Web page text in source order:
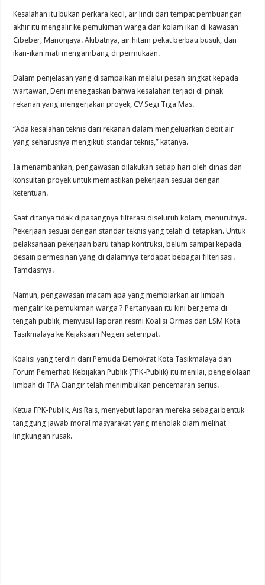
Diakui
LH
Kesalahan itu bukan perkara kecil, air lindi dari tempat pembuangan
akhir itu mengalir ke pemukiman warga dan kolam ikan di kawasan
Cibeber, Manonjaya. Akibatnya, air hitam pekat berbau busuk, dan
ikan-ikan mati mengambang di permukaan.
Dalam penjelasan yang disampaikan melalui pesan singkat kepada
wartawan, Deni menegaskan bahwa kesalahan terjadi di pihak
rekanan yang mengerjakan proyek, CV Segi Tiga Mas.
“Ada kesalahan teknis dari rekanan dalam mengeluarkan debit air
yang seharusnya mengikuti standar teknis,” katanya.
Ia menambahkan, pengawasan dilakukan setiap hari oleh dinas dan
konsultan proyek untuk memastikan pekerjaan sesuai dengan
ketentuan.
Saat ditanya tidak dipasangnya filterasi diseluruh kolam, menurutnya.
Pekerjaan sesuai dengan standar teknis yang telah di tetapkan. Untuk
pelaksanaan pekerjaan baru tahap kontruksi, belum sampai kepada
desain permesinan yang di dalamnya terdapat bebagai filterisasi.
Tamdasnya.
Namun, pengawasan macam apa yang membiarkan air limbah
mengalir ke pemukiman warga ? Pertanyaan itu kini bergema di
tengah publik, menyusul laporan resmi Koalisi Ormas dan LSM Kota
Tasikmalaya ke Kejaksaan Negeri setempat.
Koalisi yang terdiri dari Pemuda Demokrat Kota Tasikmalaya dan
Forum Pemerhati Kebijakan Publik (FPK-Publik) itu menilai, pengelolaan
limbah di TPA Ciangir telah menimbulkan pencemaran serius.
Ketua FPK-Publik, Ais Rais, menyebut laporan mereka sebagai bentuk
tanggung jawab moral masyarakat yang menolak diam melihat
lingkungan rusak.